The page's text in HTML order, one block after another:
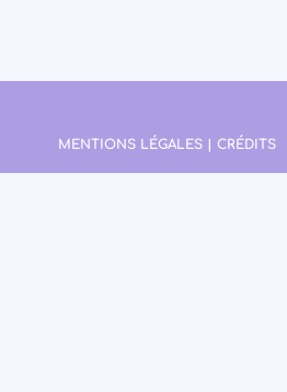
MENTIONS LÉGALES | CRÉDITS